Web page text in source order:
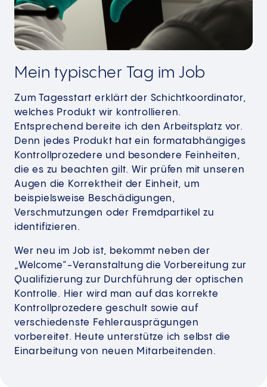
Mein typischer Tag im Job
Zum Tagesstart erklärt der Schichtkoordinator,
welches Produkt wir kontrollieren.
Entsprechend bereite ich den Arbeitsplatz vor.
Denn jedes Produkt hat ein formatabhängiges
Kontrollprozedere und besondere Feinheiten,
die es zu beachten gilt. Wir prüfen mit unseren
Augen die Korrektheit der Einheit, um
beispielsweise Beschädigungen,
Verschmutzungen oder Fremdpartikel zu
identifizieren.
Wer neu im Job ist, bekommt neben der
„Welcome“-Veranstaltung die Vorbereitung zur
Qualifizierung zur Durchführung der optischen
Kontrolle. Hier wird man auf das korrekte
Kontrollprozedere geschult sowie auf
verschiedenste Fehlerausprägungen
vorbereitet. Heute unterstütze ich selbst die
Einarbeitung von neuen Mitarbeitenden.